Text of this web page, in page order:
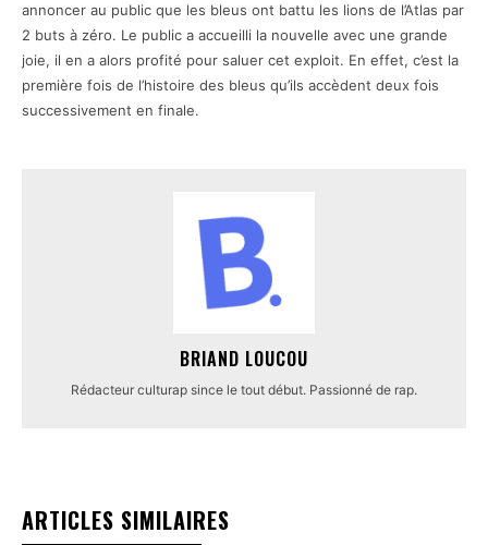
annoncer au public que les bleus ont battu les lions de l’Atlas par
2 buts à zéro. Le public a accueilli la nouvelle avec une grande
joie, il en a alors profité pour saluer cet exploit. En effet, c’est la
première fois de l’histoire des bleus qu’ils accèdent deux fois
successivement en finale.
BRIAND LOUCOU
Rédacteur culturap since le tout début. Passionné de rap.
ARTICLES SIMILAIRES